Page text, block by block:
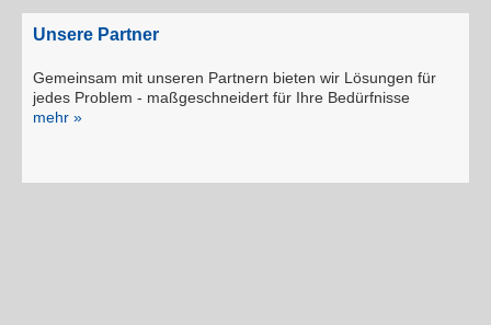
Unsere Partner
Gemeinsam mit unseren Partnern bie­ten wir Lösungen für
jedes Problem - maßgeschneidert für Ihre Bedürfnisse
mehr »